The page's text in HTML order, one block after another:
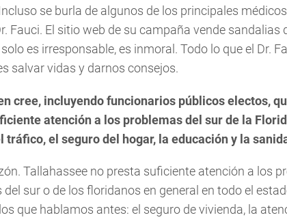
se burla de algunos de los principales
Fauci. El sitio web de su campaña vende sandalias
es irresponsable, es inmoral. Todo lo que el Dr.
salvar vidas y darnos consejos.
cree, incluyendo funcionarios públicos electos,
atención a los problemas del sur de la
tráfico, el seguro del hogar, la educación y la
Tallahassee no presta suficiente atención a los
sur o de los floridanos en general en todo el
que hablamos antes: el seguro de vivienda, la